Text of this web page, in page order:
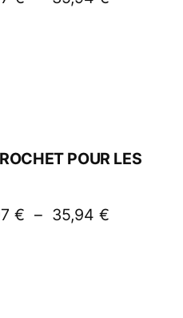
POUR LES
€ – 35,94 €